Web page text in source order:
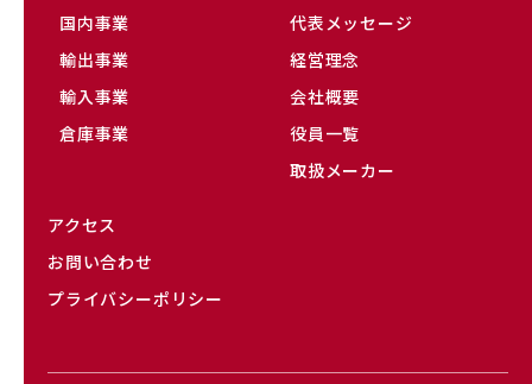
国内事業
輸出事業
輸入事業
倉庫事業
代表メッセージ
経営理念
会社概要
役員一覧
取扱メーカー
アクセス
お問い合わせ
プライバシーポリシー